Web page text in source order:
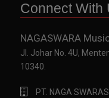
Connect With
NAGASWARA
Jl. Johar No. 4U,
10340.
PT. NAGA